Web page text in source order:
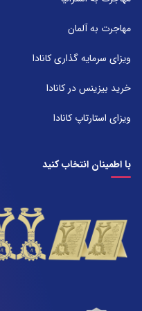
شعبه 2
تلفن:
مهاجرت به آلمان
ویزای سرمایه گذاری کانادا
خرید بیزینس در کانادا
ویزای استارتاپ کانادا
با اطمینان انتخاب کنید